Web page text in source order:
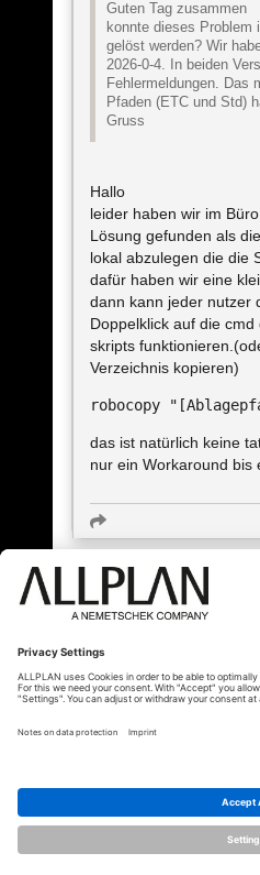
Guten Tag zusammen
konnte dieses Problem
gelöst werden? Wir
2026-0-4. In beiden
Fehlermeldungen. Das
Pfaden (ETC und Std)
Gruss
Hallo
leider haben wir im
Lösung gefunden als
lokal abzulegen die die
dafür haben wir eine
dann kann jeder nutzer
Doppelklick auf die
skripts
Verzeichnis kopieren)
das ist natürlich keine
nur ein Workaround bis
Group